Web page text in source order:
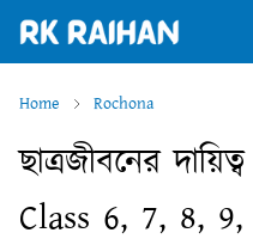
Home Rochona
ছাত্রজীবনের
Class 6, 7, 8,